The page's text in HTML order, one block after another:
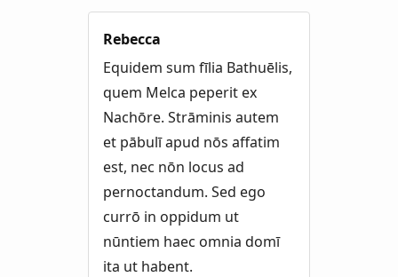
Rebecca
Equidem sum fīlia Bathuēlis,
quem Melca peperit ex
Nachōre. Strāminis autem
et pābulī apud nōs affatim
est, nec nōn locus ad
pernoctandum. Sed ego
currō in oppidum ut
nūntiem haec omnia domī
ita ut habent.